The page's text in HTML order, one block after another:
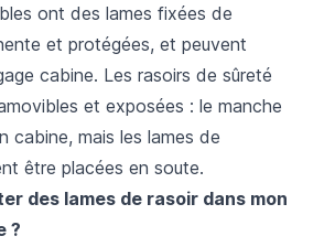
ont des lames fixées de
et protégées, et peuvent
cabine. Les rasoirs de sûreté
et exposées : le manche
cabine, mais les lames de
être placées en soute.
des lames de rasoir dans mon
?